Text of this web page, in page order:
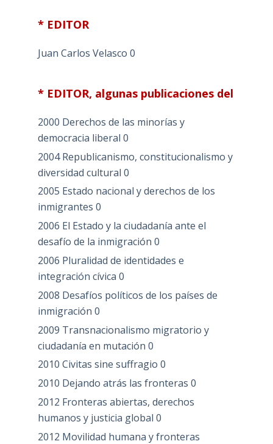
* EDITOR
Juan Carlos Velasco 0
* EDITOR, algunas publicaciones del
2000 Derechos de las minorías y
democracia liberal 0
2004 Republicanismo, constitucionalismo y
diversidad cultural 0
2005 Estado nacional y derechos de los
inmigrantes 0
2006 El Estado y la ciudadanía ante el
desafío de la inmigración 0
2006 Pluralidad de identidades e
integración cívica 0
2008 Desafíos políticos de los países de
inmigración 0
2009 Transnacionalismo migratorio y
ciudadanía en mutación 0
2010 Civitas sine suffragio 0
2010 Dejando atrás las fronteras 0
2012 Fronteras abiertas, derechos
humanos y justicia global 0
2012 Movilidad humana y fronteras